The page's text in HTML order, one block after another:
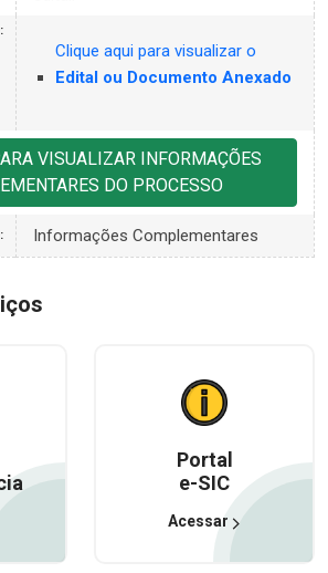
Clique aqui para visualizar o
Edital ou Documento Anexado
VISUALIZAR INFORMAÇÕES
DO PROCESSO
Informações Complementares
Portal
e-SIC
Acessar